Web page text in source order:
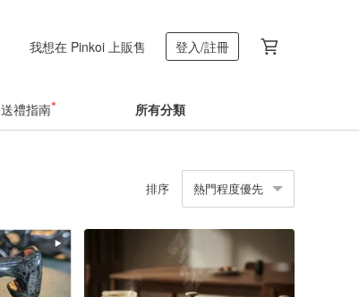
我想在 Pinkoi 上販售 登入/註冊
送禮指南 所有分類
排序 熱門程度優先